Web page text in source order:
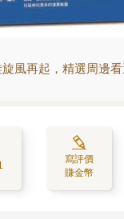
風再起，精選周邊看
寫評價
賺金幣